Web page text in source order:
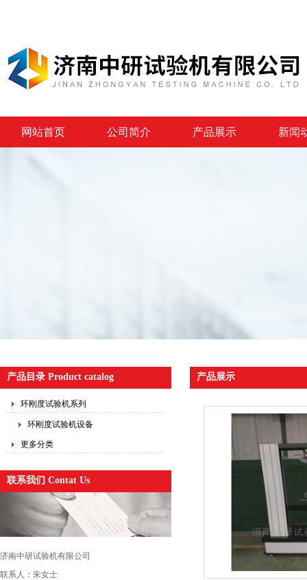
网站首页 公司简介 产品展示 新闻
产品目录 Product catalog
环刚度试验机系列
环刚度试验机设备
更多分类
联系我们 Contat Us
济南中研试验机有限公司
联系人：朱女士
产品展示